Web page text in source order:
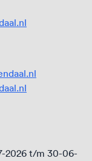
2026 t/m 30-06-